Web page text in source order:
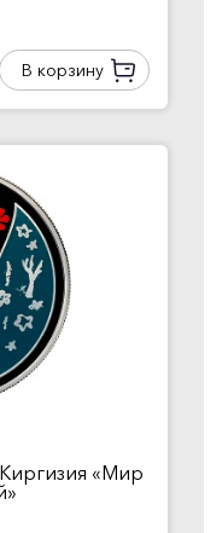
В корзину
«Мир